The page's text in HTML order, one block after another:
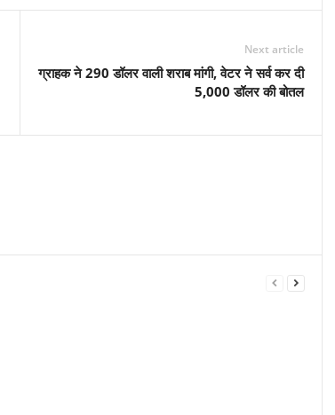
Next article
ग्राहक ने 290 डॉलर वाली शराब मांगी, वेटर ने सर्व कर दी
5,000 डॉलर की बोतल